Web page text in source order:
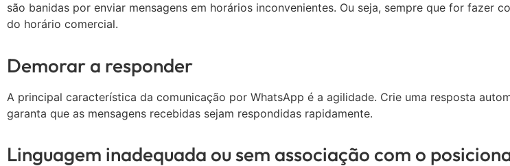
são banidas por enviar mensagens em horários inconvenientes. Ou seja, sempre que for fazer
do horário comercial.
Demorar a responder
A principal característica da comunicação por WhatsApp é a agilidade. Crie uma resposta
garanta que as mensagens recebidas sejam respondidas rapidamente.
Linguagem inadequada ou sem associação com o